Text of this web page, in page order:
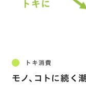
トキ消費
モノ、コトに続く